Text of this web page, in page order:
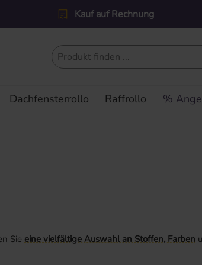
Kauf auf Rechnung
Dachfensterrollo Raffrollo %
Sie eine vielfältige Auswahl an Stoffen, Farben